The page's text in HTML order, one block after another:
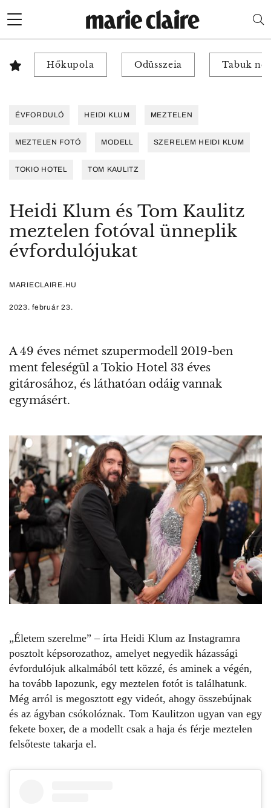
Hőkupola Odüsszeia Tabuk
ÉVFORDULÓ HEIDI KLUM MEZTELEN
MEZTELEN FOTÓ MODELL SZERELEM HEIDI KLUM
TOKIO HOTEL TOM KAULITZ
Heidi Klum és Tom Kaulitz
meztelen fotóval ünneplik
évfordulójukat
MARIECLAIRE.HU
2023. február 23.
A 49 éves német szupermodell 2019-ben
ment feleségül a Tokio Hotel 33 éves
gitárosához, és láthatóan odáig vannak
egymásért.
„Életem szerelme” – írta Heidi Klum az Instagramra
posztolt képsorozathoz, amelyet negyedik házassági
évfordulójuk alkalmából tett közzé, és aminek a végén,
ha tovább lapozunk, egy meztelen fotót is találhatunk.
Még arról is megosztott egy videót, ahogy összebújnak
és az ágyban csókolóznak. Tom Kaulitzon ugyan van egy
fekete boxer, de a modellt csak a haja és férje meztelen
felsőteste takarja el.